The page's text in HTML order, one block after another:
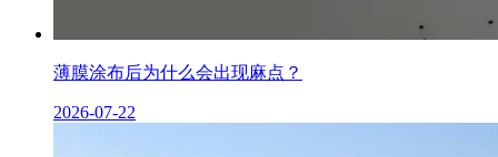
薄膜涂布后为什么会出现麻点？
2026-07-22